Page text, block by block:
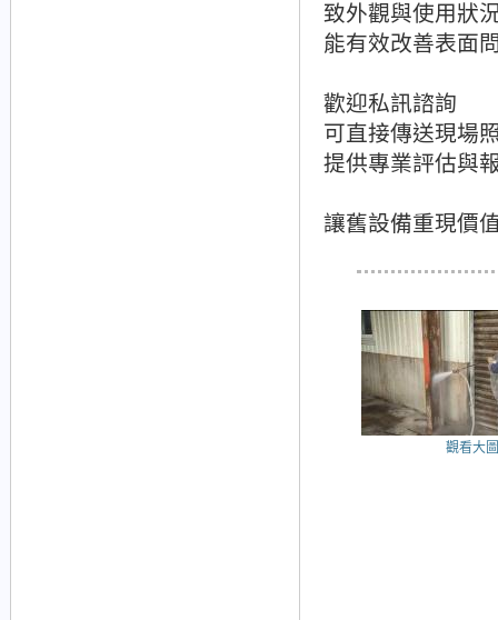
致外觀與使用狀
能有效改善表面
歡迎私訊諮詢
可直接傳送現場
提供專業評估與
讓舊設備重現價
觀看大